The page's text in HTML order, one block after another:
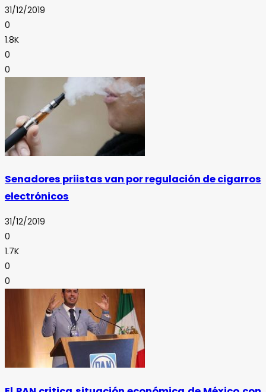
31/12/2019
0
1.8K
0
0
Senadores priistas van por regulación de cigarros
electrónicos
31/12/2019
0
1.7K
0
0